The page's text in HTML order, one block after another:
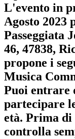
L'evento in
Agosto 2023
Passeggiata
46, 47838,
propone i
Musica
Puoi entrare
partecipare
età. Prima di
controlla